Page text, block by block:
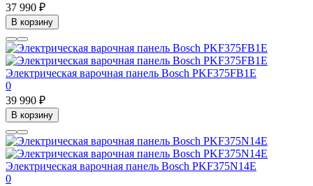
37 990 ₽
В корзину
Электрическая варочная панель Bosch PKF375FB1E
0
39 990 ₽
В корзину
Электрическая варочная панель Bosch PKF375N14E
0